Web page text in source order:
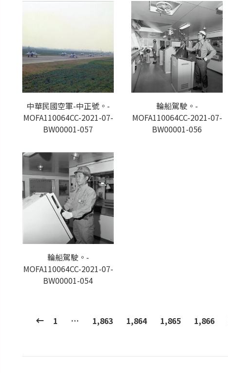
中華民國空軍-中正號。-
MOFA110064CC-2021-07-
BW00001-057
輪船駕駛。-
MOFA110064CC-2021-07-
BW00001-056
輪船駕駛。-
MOFA110064CC-2021-07-
BW00001-054
1 … 1,863 1,864 1,865 1,866